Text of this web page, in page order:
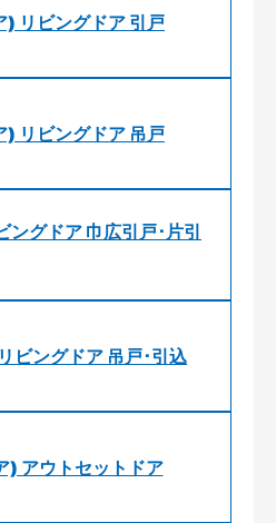
リビングドア 引戸
リビングドア 吊戸
グドア 巾広引戸･片引
ビングドア 吊戸･引込
アウトセットドア